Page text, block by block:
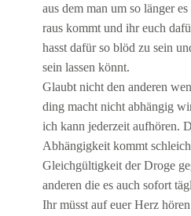
aus dem man um so länger
raus kommt und ihr euch
hasst dafür so blöd zu sein
sein lassen könnt.
Glaubt nicht den anderen
ding macht nicht abhängig
ich kann jederzeit aufhören.
Abhängigkeit kommt
Gleichgültigkeit der Droge
anderen die es auch sofort
Ihr müsst auf euer Herz